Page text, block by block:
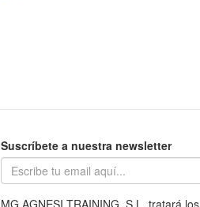
Suscríbete a nuestra newsletter